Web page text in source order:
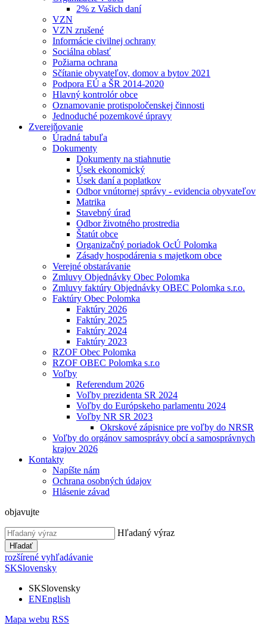
2% z Vašich daní
VZN
VZN zrušené
Informácie civilnej ochrany
Sociálna oblasť
Požiarna ochrana
Sčítanie obyvateľov, domov a bytov 2021
Podpora EÚ a ŠR 2014-2020
Hlavný kontrolór obce
Oznamovanie protispoločenskej činnosti
Jednoduché pozemkové úpravy
Zverejňovanie
Úradná tabuľa
Dokumenty
Dokumenty na stiahnutie
Úsek ekonomický
Úsek daní a poplatkov
Odbor vnútornej správy - evidencia obyvateľov
Matrika
Stavebný úrad
Odbor životného prostredia
Štatút obce
Organizačný poriadok OcÚ Polomka
Zásady hospodárenia s majetkom obce
Verejné obstarávanie
Zmluvy Objednávky Obec Polomka
Zmluvy faktúry Objednávky OBEC Polomka s.r.o.
Faktúry Obec Polomka
Faktúry 2026
Faktúry 2025
Faktúry 2024
Faktúry 2023
RZOF Obec Polomka
RZOF OBEC Polomka s.r.o
Voľby
Referendum 2026
Voľby prezidenta SR 2024
Voľby do Európskeho parlamentu 2024
Voľby NR SR 2023
Okrskové zápisnice pre voľby do NRSR
Voľby do orgánov samosprávy obcí a samosprávnych
krajov 2026
Kontakty
Napíšte nám
Ochrana osobných údajov
Hlásenie závad
objavujte
Hľadaný výraz
Hľadať
rozšírené vyhľadávanie
SKSlovensky
SKSlovensky
ENEnglish
Mapa webu RSS